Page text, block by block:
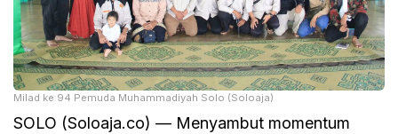
Milad ke 94 Pemuda Muhammadiyah Solo (Soloaja)
SOLO (Soloaja.co) — Menyambut momentum